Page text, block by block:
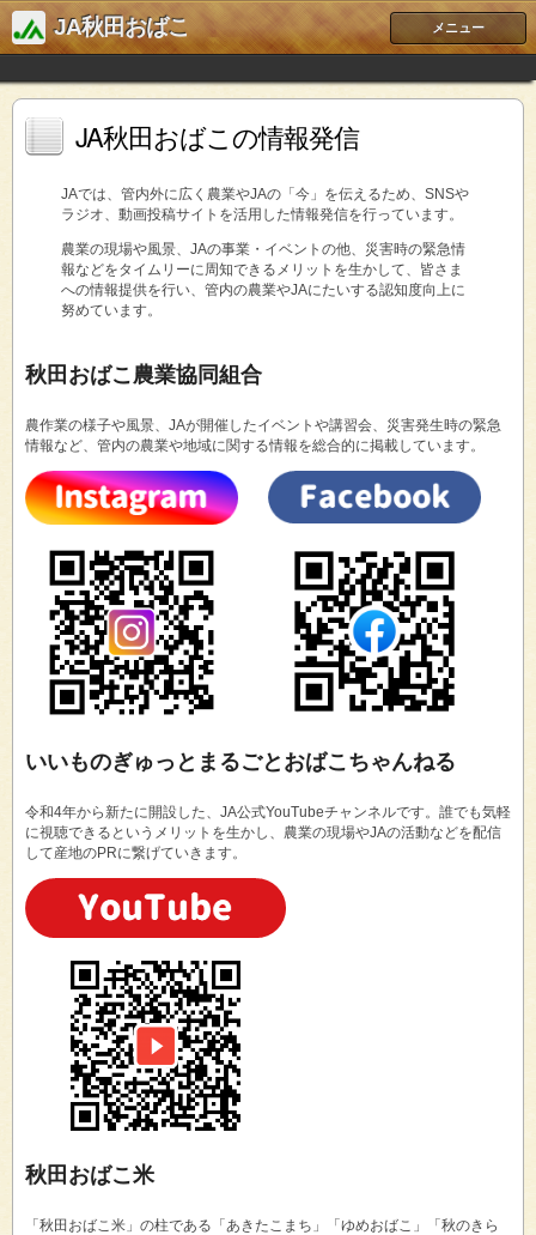
JA秋田おばこ メニュー
JA秋田おばこの情報発信
JAでは、管内外に広く農業やJAの「今」を伝えるため、SNSや
ラジオ、動画投稿サイトを活用した情報発信を行っています。
農業の現場や風景、JAの事業・イベントの他、災害時の緊急情
報などをタイムリーに周知できるメリットを生かして、皆さま
への情報提供を行い、管内の農業やJAにたいする認知度向上に
努めています。
秋田おばこ農業協同組合
農作業の様子や風景、JAが開催したイベントや講習会、災害発生時の緊急
情報など、管内の農業や地域に関する情報を総合的に掲載しています。
いいものぎゅっとまるごとおばこちゃんねる
令和4年から新たに開設した、JA公式YouTubeチャンネルです。誰でも気軽
に視聴できるというメリットを生かし、農業の現場やJAの活動などを配信
して産地のPRに繋げていきます。
秋田おばこ米
「秋田おばこ米」の柱である「あきたこまち」「ゆめおばこ」「秋のきら